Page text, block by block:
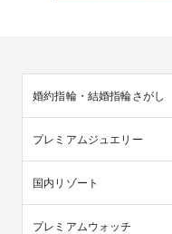
婚約指輪・結婚指輪さがし
プレミアムジュエリー
国内リゾート
プレミアムウォッチ